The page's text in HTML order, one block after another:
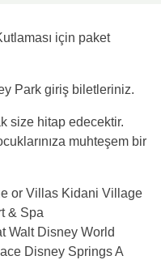
için paket
Park giriş biletleriniz.
size hitap edecektir.
muhteşem bir
or Villas Kidani Village
& Spa
Walt Disney World
Disney Springs A